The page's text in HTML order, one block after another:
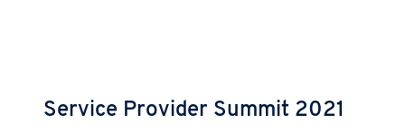
Service Provider Summit 2021